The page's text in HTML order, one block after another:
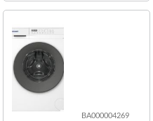
BA000004269